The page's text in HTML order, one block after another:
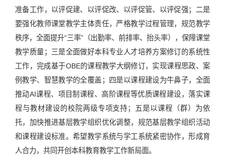
准备工作，以评促建、以评促改、以评促管、以评促强；二是
要强化教师课堂教学主体责任，严格教学过程管理，规范教学
秩序，全面提升“三率”（出勤率、前排率、抬头率），保障课堂
教学质量；三是全面做好本科专业人才培养方案修订的系统性
工作，完成基于OBE的课程教学大纲修订，实现课程思政、案
例教学、智慧教学的全覆盖；四是以课程建设为牛鼻子，全面
推动AI课程、项目制课程、高阶课程等优质课程建设，落实课
程与教材建设的校院两级专项支持；五是以课程（群）为依
托，加快推进基层教学组织优化调整，规范基层教学组织活动
和课程建设标准。希望教学系统与学工系统紧密协作，形成育
人合力，共同开创本科教育教学工作新局面。